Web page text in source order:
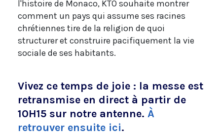
l'histoire de Monaco, KTO souhaite montrer
comment un pays qui assume ses racines
chrétiennes tire de la religion de quoi
structurer et construire pacifiquement la vie
sociale de ses habitants.
Vivez ce temps de joie : la messe est
retransmise en direct à partir de
10H15 sur notre antenne. À
retrouver ensuite ici.